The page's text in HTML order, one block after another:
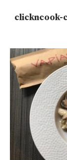
clickncook-